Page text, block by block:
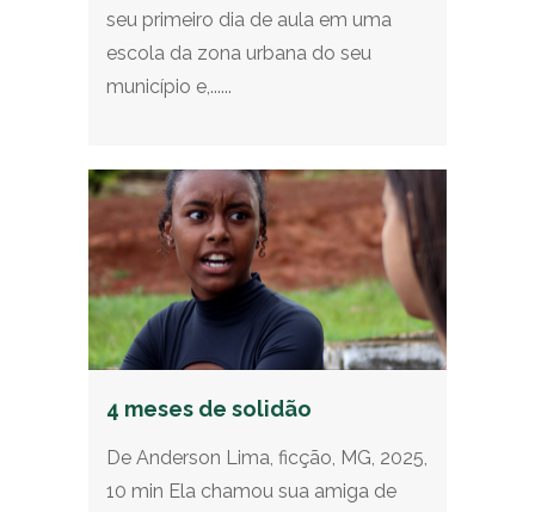
seu primeiro dia de aula em uma
escola da zona urbana do seu
município e,......
4 meses de solidão
De Anderson Lima, ficção, MG, 2025,
10 min Ela chamou sua amiga de